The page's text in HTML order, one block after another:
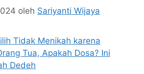
oleh Sariyanti Wijaya